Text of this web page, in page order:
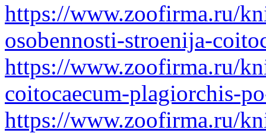
https://www.zoofirma.ru/
osobennosti-stroenija-
https://www.zoofirma.ru/
coitocaecum-plagiorchis-
https://www.zoofirma.ru/